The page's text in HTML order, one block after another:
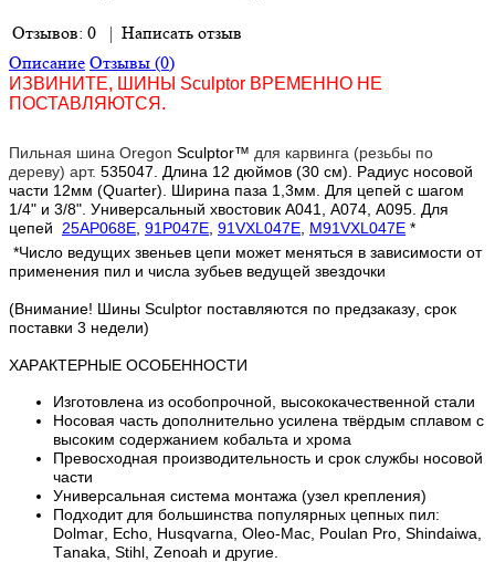
Отзывов: 0 | Написать отзыв
Описание Отзывы (0)
ИЗВИНИТЕ, ШИНЫ Sculptor ВРЕМЕННО НЕ
ПОСТАВЛЯЮТСЯ.
Пильная шина Oregon Sculptor™ для карвинга (резьбы по
дереву) арт. 535047. Длина 12 дюймов (30 см). Радиус носовой
части 12мм (Quarter). Ширина паза 1,3мм. Для цепей с шагом
1/4" и 3/8". Универсальный хвостовик A041, A074, A095. Для
цепей 25AP068E 91P047E 91VXL047E M91VXL047E *
*Число ведущих звеньев цепи может меняться в зависимости от
применения пил и числа зубьев ведущей звездочки
(Внимание! Шины Sculptor поставляются по предзаказу, срок
поставки 3 недели)
ХАРАКТЕРНЫЕ ОСОБЕННОСТИ
Изготовлена из особопрочной, высококачественной стали
Носовая часть дополнительно усилена твёрдым сплавом с
высоким содержанием кобальта и хрома
Превосходная производительность и срок службы носовой
части
Универсальная система монтажа (узел крепления)
Подходит для большинства популярных цепных пил:
Dolmar, Echo, Husqvarna, Oleo-Mac, Poulan Pro, Shindaiwa,
Tanaka, Stihl, Zenoah и другие.